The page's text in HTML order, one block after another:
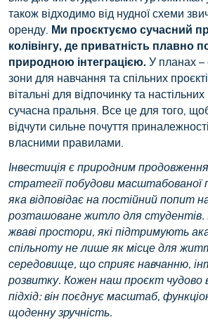
також відходимо від нудної схеми
оренду. Ми проєктуємо сучасний
колівінгу, де приватність плавно
природною інтеграцією.У планах –
зони для навчання та спільних
вітальні для відпочинку та
сучасна пральня. Все це для того,
відчути сильне почуття
власними правилами.
Інвестиція є природним
стратегії побудови
яка відповідає на постійний попит
розташоване житло для
жваві простори, які підтримують
спільноту не лише як місце для
середовище, що сприяє навчанню,
розвитку. Кожен наш проєкт чудово
підхід: він поєднує масштаб,
щоденну зручність.